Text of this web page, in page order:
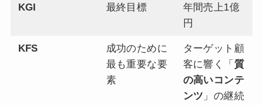
KGI 最終目標
年間売上1億
円
KFS
成功のために
最も重要な要
素
ターゲット顧
客に響く「 質
の高いコンテ
ンツ 」の継続